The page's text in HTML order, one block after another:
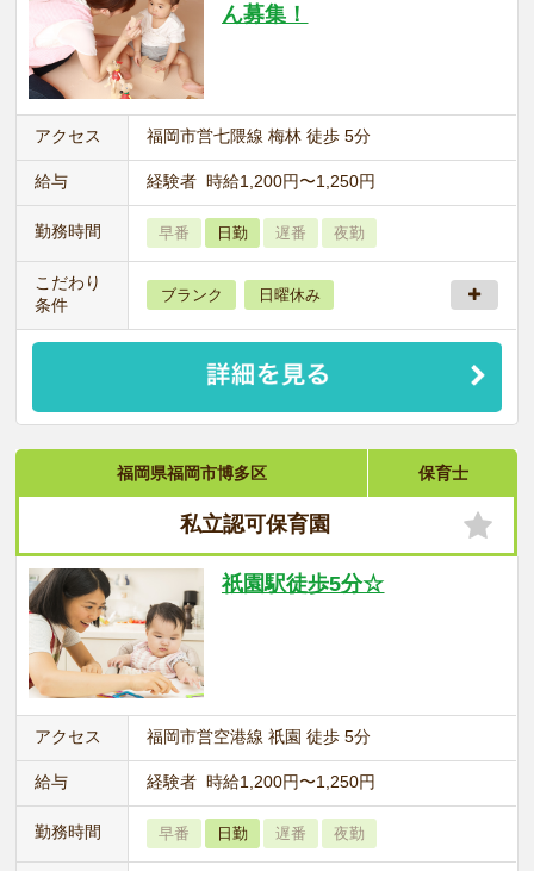
ん募集！
アクセス 福岡市営七隈線 梅林 徒歩 5分
給与 経験者 時給1,200円〜1,250円
勤務時間 早番 日勤 遅番 夜勤
こだわり
条件
ブランク 日曜休み
福岡県福岡市博多区 保育士
私立認可保育園
祇園駅徒歩5分☆
アクセス 福岡市営空港線 祇園 徒歩 5分
給与 経験者 時給1,200円〜1,250円
勤務時間 早番 日勤 遅番 夜勤